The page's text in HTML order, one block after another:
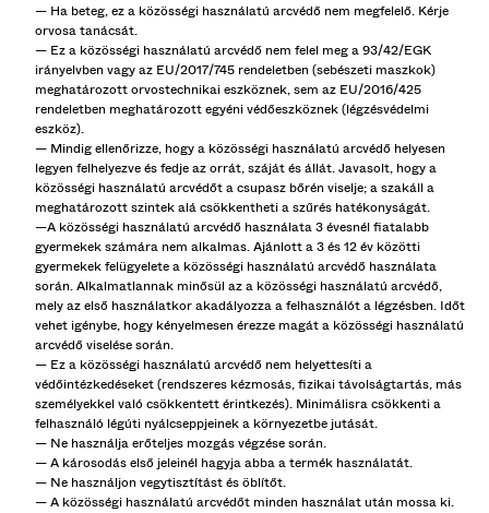
— Ha beteg, ez a közösségi használatú arcvédő nem megfelelő. Kérje
orvosa tanácsát.
— Ez a közösségi használatú arcvédő nem felel meg a 93/42/EGK
irányelvben vagy az EU/2017/745 rendeletben (sebészeti maszkok)
meghatározott orvostechnikai eszköznek, sem az EU/2016/425
rendeletben meghatározott egyéni védőeszköznek (légzésvédelmi
eszköz).
— Mindig ellenőrizze, hogy a közösségi használatú arcvédő helyesen
legyen felhelyezve és fedje az orrát, száját és állát. Javasolt, hogy a
közösségi használatú arcvédőt a csupasz bőrén viselje; a szakáll a
meghatározott szintek alá csökkentheti a szűrés hatékonyságát.
—A közösségi használatú arcvédő használata 3 évesnél fiatalabb
gyermekek számára nem alkalmas. Ajánlott a 3 és 12 év közötti
gyermekek felügyelete a közösségi használatú arcvédő használata
során. Alkalmatlannak minősül az a közösségi használatú arcvédő,
mely az első használatkor akadályozza a felhasználót a légzésben. Időt
vehet igénybe, hogy kényelmesen érezze magát a közösségi használatú
arcvédő viselése során.
— Ez a közösségi használatú arcvédő nem helyettesíti a
védőintézkedéseket (rendszeres kézmosás, fizikai távolságtartás, más
személyekkel való csökkentett érintkezés). Minimálisra csökkenti a
felhasználó légúti nyálcseppjeinek a környezetbe jutását.
— Ne használja erőteljes mozgás végzése során.
— A károsodás első jeleinél hagyja abba a termék használatát.
— Ne használjon vegytisztítást és öblítőt.
— A közösségi használatú arcvédőt minden használat után mossa ki.